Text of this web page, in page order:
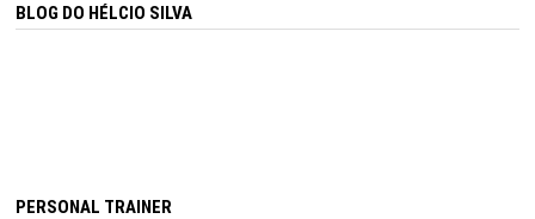
BLOG DO HÉLCIO SILVA
PERSONAL TRAINER